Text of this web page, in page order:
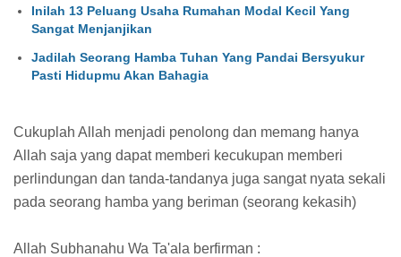
Inilah 13 Peluang Usaha Rumahan Modal Kecil Yang
Sangat Menjanjikan
Jadilah Seorang Hamba Tuhan Yang Pandai Bersyukur
Pasti Hidupmu Akan Bahagia
Cukuplah Allah menjadi penolong dan memang hanya
Allah saja yang dapat memberi kecukupan memberi
perlindungan dan tanda-tandanya juga sangat nyata sekali
pada seorang hamba yang beriman (seorang kekasih)
Allah Subhanahu Wa Ta'ala berfirman :